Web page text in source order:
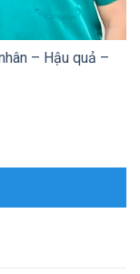
– Hậu quả –